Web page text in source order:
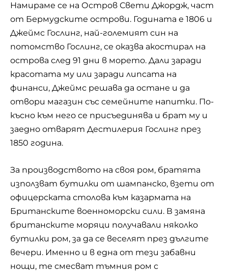
Намираме се на Остров Свети Джордж, част
от Бермудските острови. Годината е 1806 и
Джеймс Гослинг, най-големият син на
потомство Гослинг, се оказва акостирал на
острова след 91 дни в морето. Дали заради
красотата му или заради липсата на
финанси, Джеймс решава да остане и да
отвори магазин със семейните напитки. По-
късно към него се присъединява и брат му и
заедно отварят Дестилерия Гослинг през
1850 година.
За производството на своя ром, братята
използват бутилки от шампанско, взети от
офицерската столова към казармата на
Британските военноморски сили. В замяна
британските моряци получавали няколко
бутилки ром, за да се веселят през дългите
вечери. Именно и в една от тези забавни
нощи, те смесват тъмния ром с